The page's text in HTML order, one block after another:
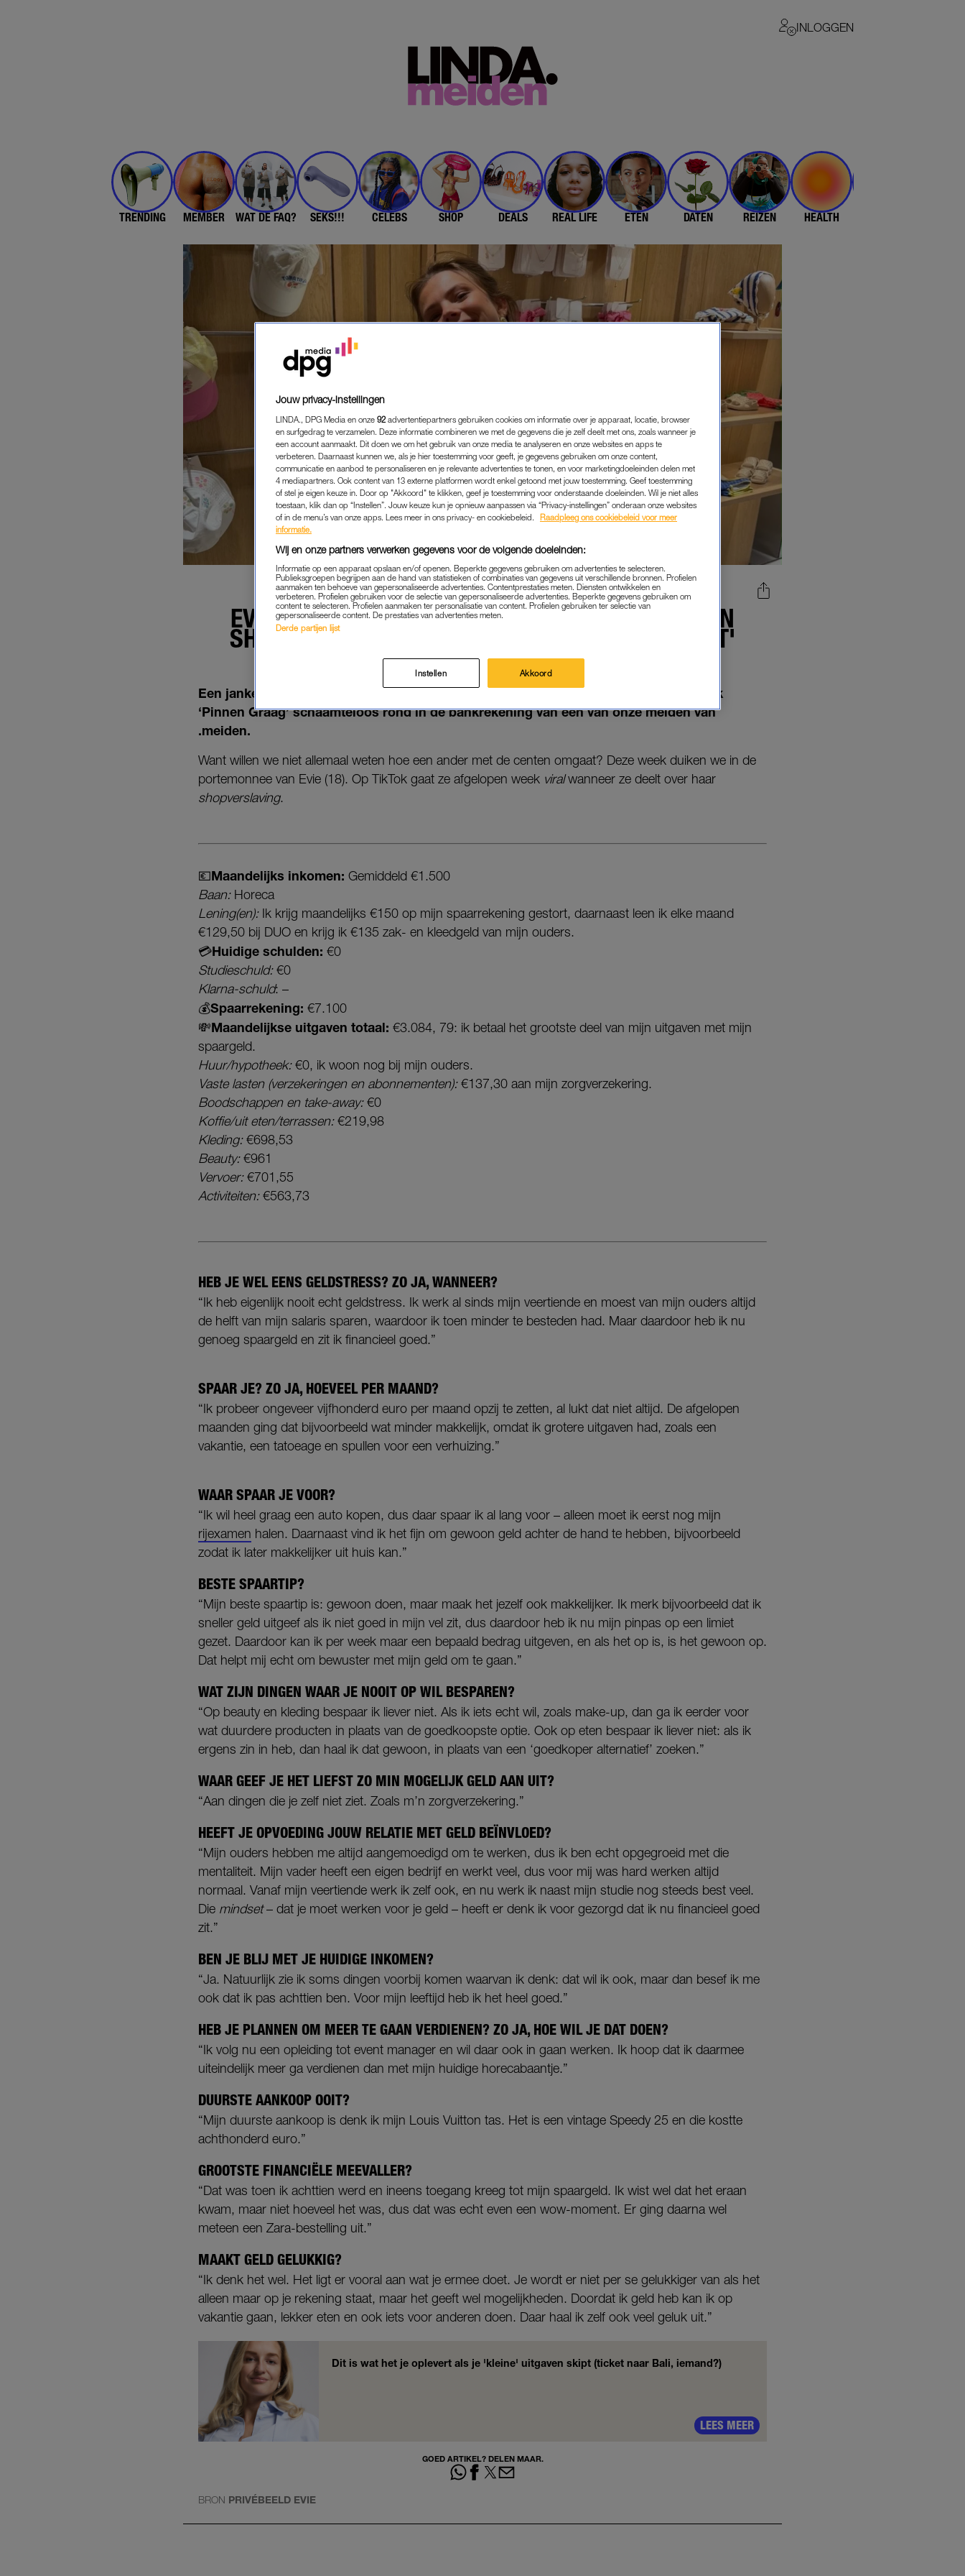
INLOGGEN
TRENDING MEMBER WAT DE FAQ? SEKS!!! CELEBS SHOP DEALS REAL LIFE ETEN DATEN REIZEN HEALTH
EVIE (18) GAF MAANDELIJKS 3000 EURO UIT AAN
SHOPPEN EN HORECA: 'HEB NU EEN WEEKLIMIET'
WERK & GELD|PINNEN GRAAG
14-05-2026 | FEMKE LETTINGA
Een jankend hoge schuld of een jaloersmakend hoog salaris: wij neuzen in de rubriek
‘Pinnen Graag’ schaamteloos rond in de bankrekening van één van onze meiden van
.meiden.
Want willen we niet allemaal weten hoe een ander met de centen omgaat? Deze week duiken we in de
portemonnee van Evie (18). Op TikTok gaat ze afgelopen week viralwanneer ze deelt over haar
shopverslaving.
💶Maandelijks inkomen: Gemiddeld €1.500
Baan:Horeca
Lening(en):Ik krijg maandelijks €150 op mijn spaarrekening gestort, daarnaast leen ik elke maand
€129,50 bij DUO en krijg ik €135 zak- en kleedgeld van mijn ouders.
💳Huidige schulden: €0
Studieschuld:€0
Klarna-schuld: –
💰Spaarrekening: €7.100
💸Maandelijkse uitgaven totaal: €3.084, 79: ik betaal het grootste deel van mijn uitgaven met mijn
spaargeld.
Huur/hypotheek:€0, ik woon nog bij mijn ouders.
Vaste lasten (verzekeringen en abonnementen):€137,30 aan mijn zorgverzekering.
Boodschappen en take-away:€0
Koffie/uit eten/terrassen:€219,98
Kleding:€698,53
Beauty:€961
Vervoer:€701,55
Activiteiten:€563,73
HEB JE WEL EENS GELDSTRESS? ZO JA, WANNEER?
“Ik heb eigenlijk nooit echt geldstress. Ik werk al sinds mijn veertiende en moest van mijn ouders altijd
de helft van mijn salaris sparen, waardoor ik toen minder te besteden had. Maar daardoor heb ik nu
genoeg spaargeld en zit ik financieel goed.”
SPAAR JE? ZO JA, HOEVEEL PER MAAND?
“Ik probeer ongeveer vijfhonderd euro per maand opzij te zetten, al lukt dat niet altijd. De afgelopen
maanden ging dat bijvoorbeeld wat minder makkelijk, omdat ik grotere uitgaven had, zoals een
vakantie, een tatoeage en spullen voor een verhuizing.”
WAAR SPAAR JE VOOR?
“Ik wil heel graag een auto kopen, dus daar spaar ik al lang voor – alleen moet ik eerst nog mijn
rijexamen halen. Daarnaast vind ik het fijn om gewoon geld achter de hand te hebben, bijvoorbeeld
zodat ik later makkelijker uit huis kan.”
BESTE SPAARTIP?
“Mijn beste spaartip is: gewoon doen, maar maak het jezelf ook makkelijker. Ik merk bijvoorbeeld dat ik
sneller geld uitgeef als ik niet goed in mijn vel zit, dus daardoor heb ik nu mijn pinpas op een limiet
gezet. Daardoor kan ik per week maar een bepaald bedrag uitgeven, en als het op is, is het gewoon op.
Dat helpt mij echt om bewuster met mijn geld om te gaan.”
WAT ZIJN DINGEN WAAR JE NOOIT OP WIL BESPAREN?
“Op beauty en kleding bespaar ik liever niet. Als ik iets echt wil, zoals make-up, dan ga ik eerder voor
wat duurdere producten in plaats van de goedkoopste optie. Ook op eten bespaar ik liever niet: als ik
ergens zin in heb, dan haal ik dat gewoon, in plaats van een ‘goedkoper alternatief’ zoeken.”
WAAR GEEF JE HET LIEFST ZO MIN MOGELIJK GELD AAN UIT?
“Aan dingen die je zelf niet ziet. Zoals m’n zorgverzekering.”
HEEFT JE OPVOEDING JOUW RELATIE MET GELD BEÏNVLOED?
“Mijn ouders hebben me altijd aangemoedigd om te werken, dus ik ben echt opgegroeid met die
mentaliteit. Mijn vader heeft een eigen bedrijf en werkt veel, dus voor mij was hard werken altijd
normaal. Vanaf mijn veertiende werk ik zelf ook, en nu werk ik naast mijn studie nog steeds best veel.
Die mindset– dat je moet werken voor je geld – heeft er denk ik voor gezorgd dat ik nu financieel goed
zit.”
BEN JE BLIJ MET JE HUIDIGE INKOMEN?
“Ja. Natuurlijk zie ik soms dingen voorbij komen waarvan ik denk: dat wil ik ook, maar dan besef ik me
ook dat ik pas achttien ben. Voor mijn leeftijd heb ik het heel goed.”
HEB JE PLANNEN OM MEER TE GAAN VERDIENEN? ZO JA, HOE WIL JE DAT DOEN?
“Ik volg nu een opleiding tot event manager en wil daar ook in gaan werken. Ik hoop dat ik daarmee
uiteindelijk meer ga verdienen dan met mijn huidige horecabaantje.”
DUURSTE AANKOOP OOIT?
“Mijn duurste aankoop is denk ik mijn Louis Vuitton tas. Het is een vintage Speedy 25 en die kostte
achthonderd euro.”
GROOTSTE FINANCIËLE MEEVALLER?
“Dat was toen ik achttien werd en ineens toegang kreeg tot mijn spaargeld. Ik wist wel dat het eraan
kwam, maar niet hoeveel het was, dus dat was echt even een wow-moment. Er ging daarna wel
meteen een Zara-bestelling uit.”
MAAKT GELD GELUKKIG?
“Ik denk het wel. Het ligt er vooral aan wat je ermee doet. Je wordt er niet per se gelukkiger van als het
alleen maar op je rekening staat, maar het geeft wel mogelijkheden. Doordat ik geld heb kan ik op
vakantie gaan, lekker eten en ook iets voor anderen doen. Daar haal ik zelf ook veel geluk uit.”
Dit is wat het je oplevert als je 'kleine' uitgaven skipt (ticket naar Bali, iemand?)
LEES MEER
GOED ARTIKEL? DELEN MAAR.
BRON PRIVÉBEELD EVIE
Jouw privacy-instellingen
LINDA., DPG Media en onze 92 advertentiepartners gebruiken cookies om informatie over je apparaat, locatie, browser
en surfgedrag te verzamelen. Deze informatie combineren we met de gegevens die je zelf deelt met ons, zoals wanneer je
een account aanmaakt. Dit doen we om het gebruik van onze media te analyseren en onze websites en apps te
verbeteren. Daarnaast kunnen we, als je hier toestemming voor geeft, je gegevens gebruiken om onze content,
communicatie en aanbod te personaliseren en je relevante advertenties te tonen, en voor marketingdoeleinden delen met
4 mediapartners. Ook content van 13 externe platformen wordt enkel getoond met jouw toestemming. Geef toestemming
of stel je eigen keuze in. Door op "Akkoord" te klikken, geef je toestemming voor onderstaande doeleinden. Wil je niet alles
toestaan, klik dan op “Instellen”. Jouw keuze kun je opnieuw aanpassen via “Privacy-instellingen” onderaan onze websites
of in de menu’s van onze apps. Lees meer in ons privacy- en cookiebeleid.
Raadpleeg ons cookiebeleid voor meer
informatie.
Wij en onze partners verwerken gegevens voor de volgende doeleinden:
Informatie op een apparaat opslaan en/of openen. Beperkte gegevens gebruiken om advertenties te selecteren.
Publieksgroepen begrijpen aan de hand van statistieken of combinaties van gegevens uit verschillende bronnen. Profielen
aanmaken ten behoeve van gepersonaliseerde advertenties. Contentprestaties meten. Diensten ontwikkelen en
verbeteren. Profielen gebruiken voor de selectie van gepersonaliseerde advertenties. Beperkte gegevens gebruiken om
content te selecteren. Profielen aanmaken ter personalisatie van content. Profielen gebruiken ter selectie van
gepersonaliseerde content. De prestaties van advertenties meten.
Derde partijen lijst
Instellen Akkoord